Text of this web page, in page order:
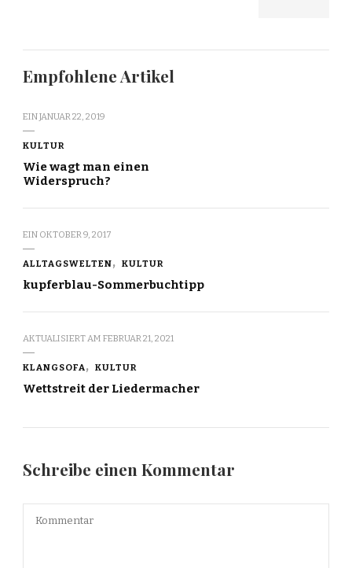
Empfohlene Artikel
EINJANUAR 22, 2019
KULTUR
Wie wagt man einen
Widerspruch?
EIN OKTOBER 9, 2017
ALLTAGSWELTEN KULTUR
kupferblau-Sommerbuchtipp
AKTUALISIERT AM FEBRUAR 21, 2021
KLANGSOFA KULTUR
Wettstreit der Liedermacher
Schreibe einen Kommentar